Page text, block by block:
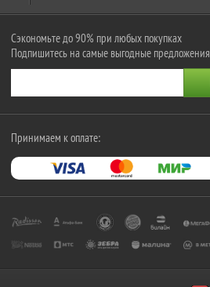
Сэкономьте до 90% при любых покупках
Подпишитесь на самые выгодные предложения
Принимаем к оплате: